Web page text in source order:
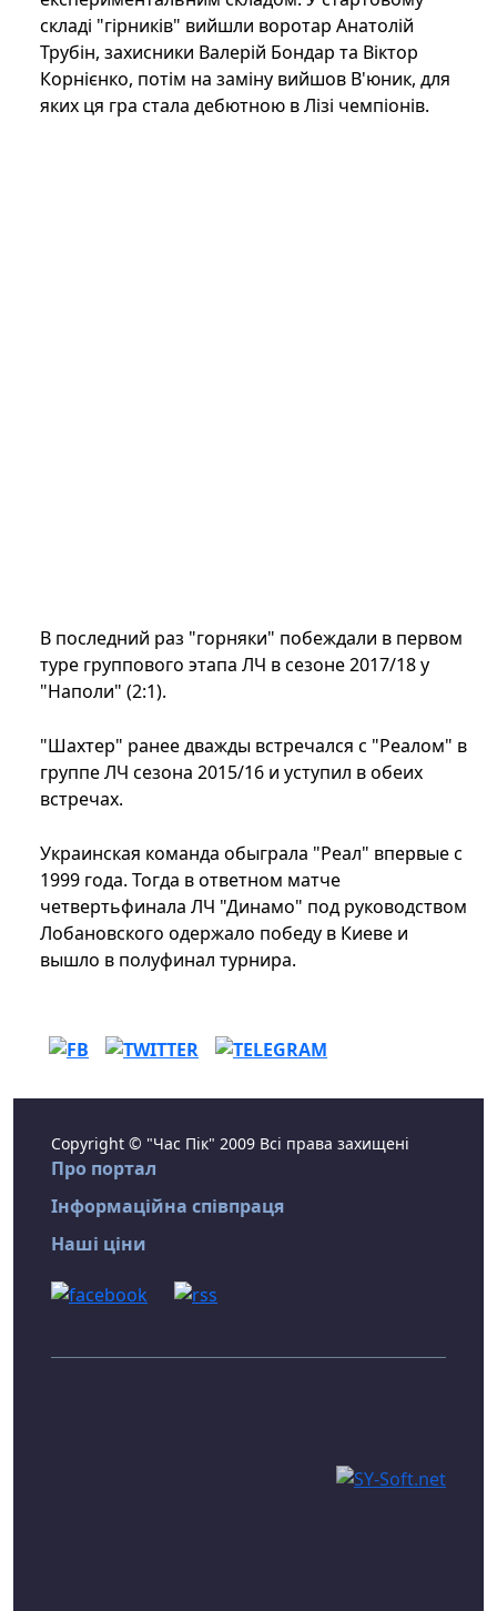
складі "гірників" вийшли воротар Анатолій
Трубін, захисники Валерій Бондар та Віктор
Корнієнко, потім на заміну вийшов В'юник, для
яких ця гра стала дебютною в Лізі чемпіонів.
В последний раз "горняки" побеждали в первом
туре группового этапа ЛЧ в сезоне 2017/18 у
"Наполи" (2:1).
"Шахтер" ранее дважды встречался с "Реалом" в
группе ЛЧ сезона 2015/16 и уступил в обеих
встречах.
Украинская команда обыграла "Реал" впервые с
1999 года. Тогда в ответном матче
четвертьфинала ЛЧ "Динамо" под руководством
Лобановского одержало победу в Киеве и
вышло в полуфинал турнира.
Copyright © "Час Пік" 2009 Всі права захищені
Про портал
Інформаційна співпраця
Наші ціни